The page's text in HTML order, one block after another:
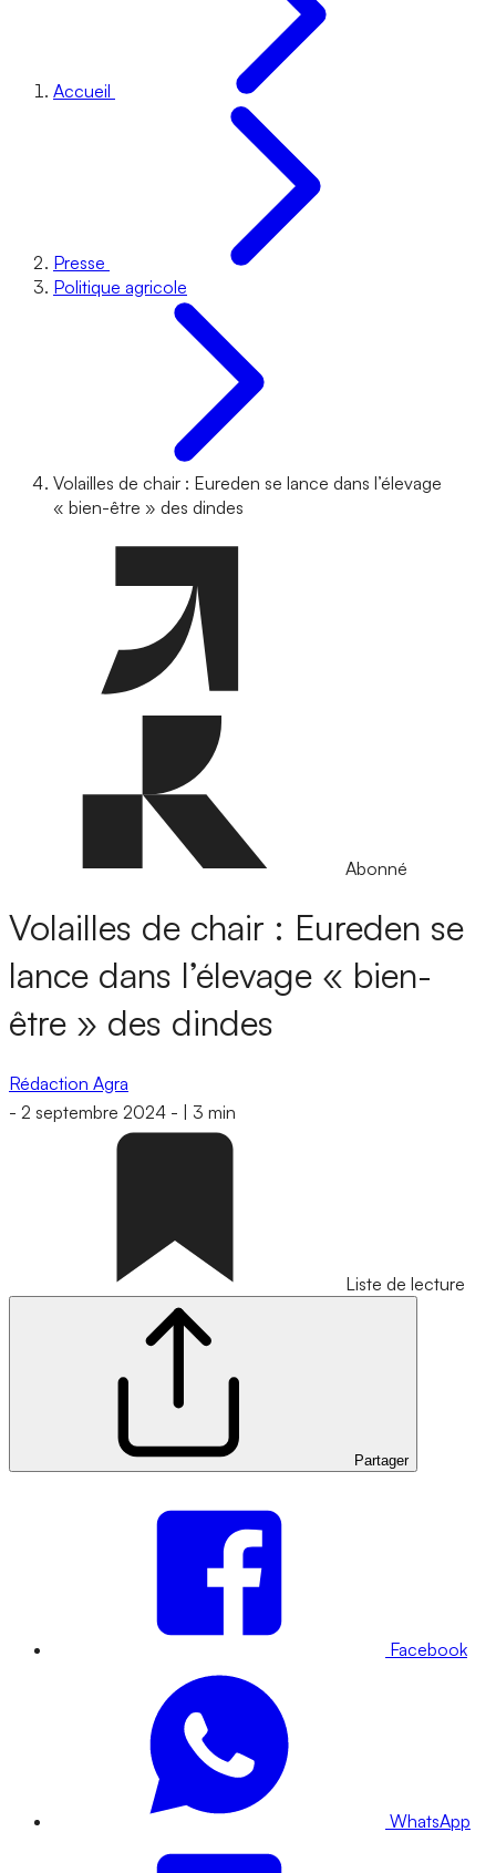
Accueil
Presse
Politique agricole
Volailles de chair : Eureden se lance dans l’élevage
« bien-être » des dindes
Abonné
Volailles de chair : Eureden se
lance dans l’élevage « bien-
être » des dindes
Rédaction Agra
- 2 septembre 2024 - 3 min
Liste de lecture
Partager
Facebook
WhatsApp